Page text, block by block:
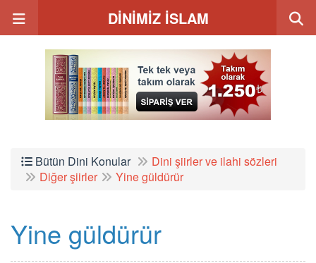
DİNİMİZ İSLAM
Bütün Dini Konular
Dini şiirler ve ilahi sözleri
Diğer şiirler
Yine güldürür
Yine güldürür